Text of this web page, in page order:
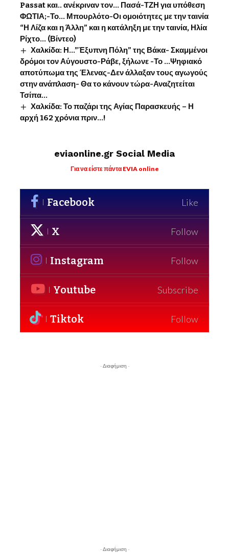
Passat και.. ανέκριναν τον… Πασά-ΤΖΗ για υπόθεση
ΦΩΤΙΑ;-Το… Μπουρλότο-Οι ομοιότητες με την ταινία
“Η Λίζα και η Άλλη” και η κατάληξη με την ταινία, Ηλία
Ρίχτο… (Βίντεο)
Χαλκίδα: Η…”Έξυπνη Πόλη” της Βάκα- Σκαμμένοι
δρόμοι τον Αύγουστο-Ράβε, ξήλωνε -Το …Ψηφιακό
αποτύπωμα της Έλενας-Δεν άλλαξαν τους αγωγούς
στην ανάπλαση- Θα το κάνουν τώρα-Αναζητείται
Τσίπα…
Χαλκίδα: Το παζάρι της Αγίας Παρασκευής – Η
αρχή 162 χρόνια πριν…!
eviaonline.gr Social Media
Για να είστε πάντα EVIA online
Facebook Like
X Follow
Instagram Follow
Youtube Subscribe
Tiktok Follow
- Διαφήμιση -
- Διαφήμιση -